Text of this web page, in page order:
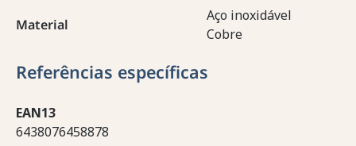
Material
Aço inoxidável
Cobre
Referências específicas
EAN13
6438076458878